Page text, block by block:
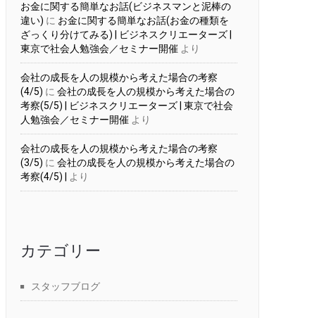
お金に関する簡単なお話(ビジネスマンと泥棒の
違い) に お金に関する簡単なお話(お金の種類を
ざっくり分けてみる) | ビジネスクリエーターズ |
東京で社会人勉強会／セミナー開催 より
会社の成長を人の規模から考えた場合の考察
(4/5) に 会社の成長を人の規模から考えた場合の
考察(5/5) | ビジネスクリエーターズ | 東京で社会
人勉強会／セミナー開催 より
会社の成長を人の規模から考えた場合の考察
(3/5) に 会社の成長を人の規模から考えた場合の
考察(4/5) |
より
カテゴリー
スタッフブログ